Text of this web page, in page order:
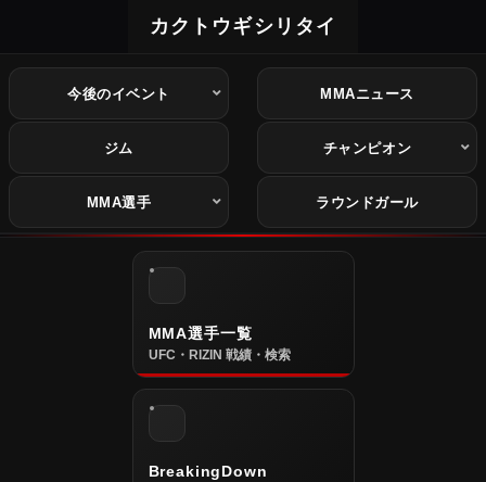
カクトウギシリタイ
今後のイベント MMAニュース
ジム チャンピオン
MMA選手 ラウンドガール
MMA選手一覧
UFC・RIZIN 戦績・検索
BreakingDown